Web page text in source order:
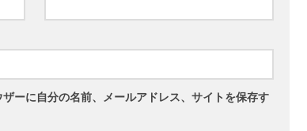
ーに自分の名前、メールアドレス、サイトを保存す